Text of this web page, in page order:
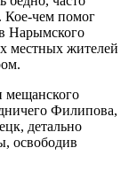
Кое-чем помог
Нарымского
местных жителей
мещанского
Филипова,
детально
освободив